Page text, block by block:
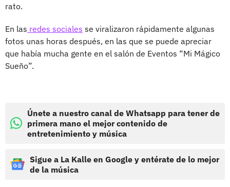
rato.
En las redes sociales se viralizaron rápidamente algunas
fotos unas horas después, en las que se puede apreciar
que había mucha gente en el salón de Eventos “Mi Mágico
Sueño”.
Únete a nuestro canal de Whatsapp para tener de
primera mano el mejor contenido de
entretenimiento y música
Sigue a La Kalle en Google y entérate de lo mejor
de la música